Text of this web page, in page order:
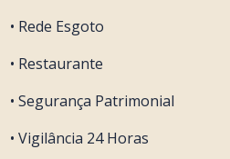
• Rede Esgoto
• Restaurante
• Segurança Patrimonial
• Vigilância 24 Horas